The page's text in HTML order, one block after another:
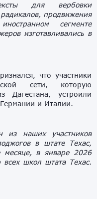
для вербовки
продвижения
сегменте
изготавливались в
что участники
сети, которую
Дагестана, устроили
и Италии.
из наших участников
в штате Техас,
в январе 2026
школ штата Техас.